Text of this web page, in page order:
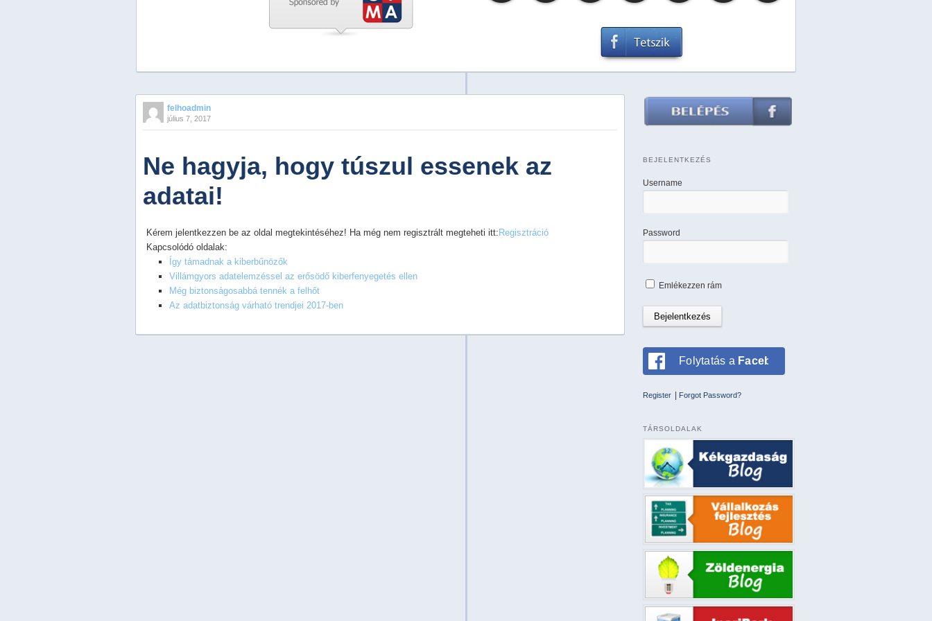
PreviousNextStop
2
5
felhoadmin
július 7, 2017
Ne hagyja, hogy túszul essenek az
adatai!
Kérem jelentkezzen be az oldal megtekintéséhez! Ha még nem regisztrált megteheti itt:Regisztráció
Kapcsolódó oldalak:
Így támadnak a kiberbűnözők
Villámgyors adatelemzéssel az erősödő kiberfenyegetés ellen
Még biztonságosabbá tennék a felhőt
Az adatbiztonság várható trendjei 2017-ben
BEJELENTKEZÉS
Username
Password
Emlékezzen rám
Folytatás a Facebookkal
Register Forgot Password?
TÁRSOLDALAK